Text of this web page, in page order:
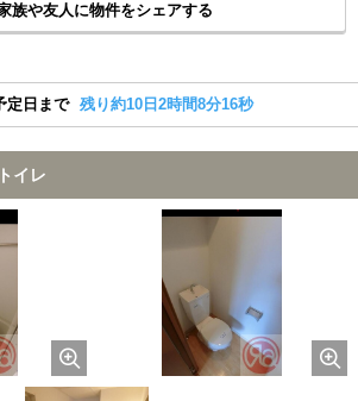
族や友人に物件をシェアする
定日まで 残り約10日2時間8分16秒
イレ